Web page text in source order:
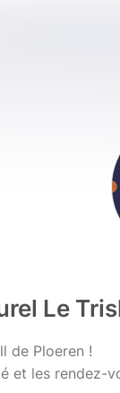
Le
de Ploeren !
et les rendez-